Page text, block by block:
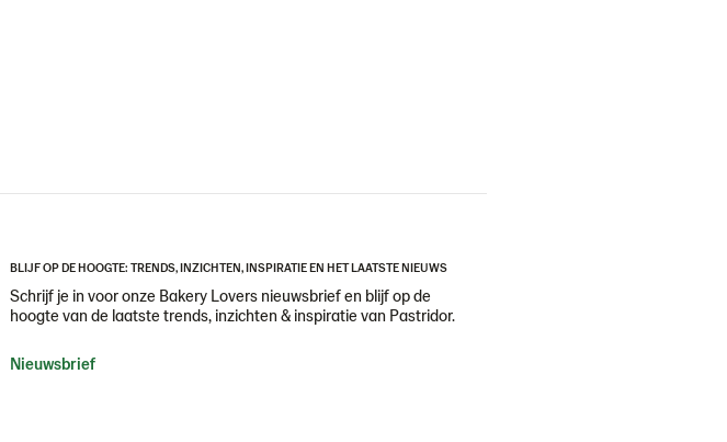
BLIJF OP DE HOOGTE: TRENDS, INZICHTEN, INSPIRATIE EN HET LAATSTE NIEUWS
Schrijf je in voor onze Bakery Lovers nieuwsbrief en blijf op de
hoogte van de laatste trends, inzichten & inspiratie van Pastridor.
Nieuwsbrief